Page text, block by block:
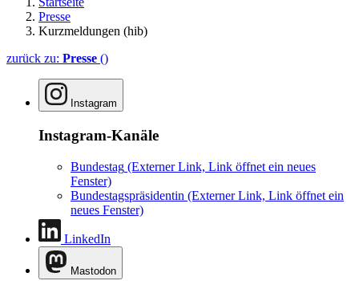
Presse
Kurzmeldungen (hib)
zurück zu: Presse ()
Instagram
Instagram-Kanäle
Bundestag (Externer Link, Link öffnet ein neues
Fenster)
Bundestagspräsidentin (Externer Link, Link öffnet ein
neues Fenster)
LinkedIn
Mastodon